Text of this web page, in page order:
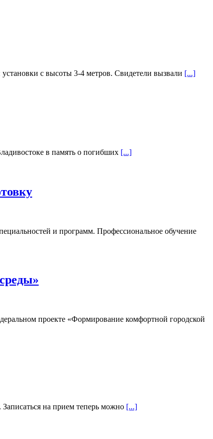
с высоты 3-4 метров. Свидетели вызвали [...]
в память о погибших [...]
и программ. Профессиональное обучение
проекте «Формирование комфортной городской
на прием теперь можно [...]